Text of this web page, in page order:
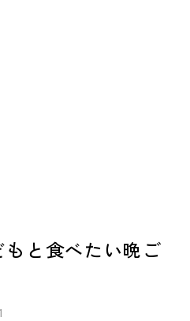
と食べたい晩ご